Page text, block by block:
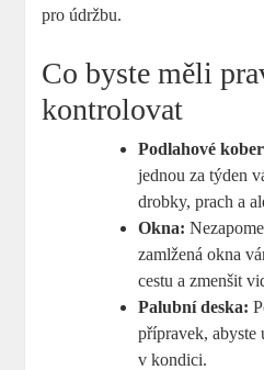
pro údržbu.
Co byste měli
kontrolovat
Podlahové
jednou za týden
drobky, prach a
Okna:
zamlžená okna
cestu a zmenšit
Palubní deska:
přípravek,
v kondici.